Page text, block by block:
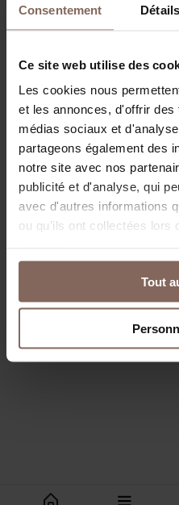
Consentement Détails
Ce site web utilise des
Les cookies nous
et les annonces, d'offrir
médias sociaux et
partageons également des
notre site avec nos
publicité et d'analyse, qui
avec d'autres informations
ou qu'ils ont collectées lors
Tout